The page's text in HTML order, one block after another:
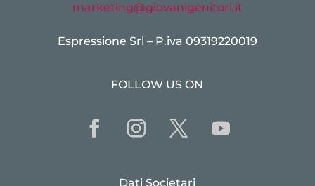
marketing@giovanigenitori.it
Espressione Srl – P.iva 09319220019
FOLLOW US ON
Dati Societari